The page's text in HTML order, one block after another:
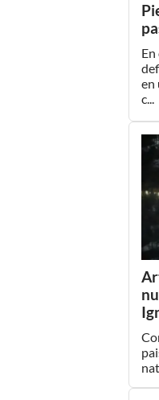
en
c...